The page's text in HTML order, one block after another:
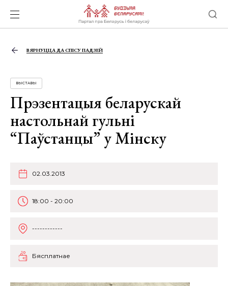
ВЯРНУЦЦА ДА СПІСУ ПАДЗЕЙ
ВЫСТАВЫ
Прэзентацыя беларускай
настольнай гульні
“Паўстанцы” у Мінску
02.03.2013
18:00 - 20:00
------------
Бясплатнае